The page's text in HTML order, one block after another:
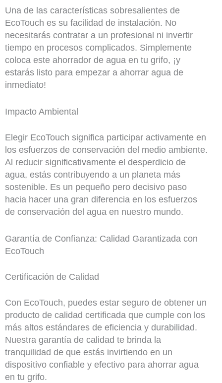
Una de las características sobresalientes de
EcoTouch es su facilidad de instalación. No
necesitarás contratar a un profesional ni invertir
tiempo en procesos complicados. Simplemente
coloca este ahorrador de agua en tu grifo, ¡y
estarás listo para empezar a ahorrar agua de
inmediato!
Impacto Ambiental
Elegir EcoTouch significa participar activamente en
los esfuerzos de conservación del medio ambiente.
Al reducir significativamente el desperdicio de
agua, estás contribuyendo a un planeta más
sostenible. Es un pequeño pero decisivo paso
hacia hacer una gran diferencia en los esfuerzos
de conservación del agua en nuestro mundo.
Garantía de Confianza: Calidad Garantizada con
EcoTouch
Certificación de Calidad
Con EcoTouch, puedes estar seguro de obtener un
producto de calidad certificada que cumple con los
más altos estándares de eficiencia y durabilidad.
Nuestra garantía de calidad te brinda la
tranquilidad de que estás invirtiendo en un
dispositivo confiable y efectivo para ahorrar agua
en tu grifo.